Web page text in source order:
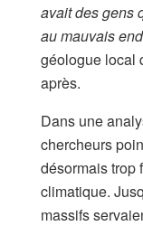
avait des gens
au mauvais
géologue local
après.
Dans une
chercheurs
désormais trop
climatique.
massifs